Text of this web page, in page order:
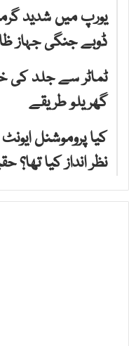
یورپ میں شدید
ڈوبے جنگی جہاز
ٹماٹر سے جلد کی
گھریلو طریقے
کیا پروموشنل
نظر انداز کیا